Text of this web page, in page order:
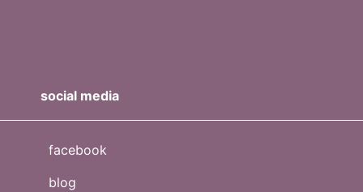
social media
facebook
blog